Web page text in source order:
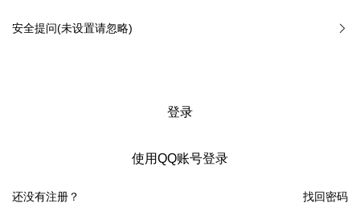
安全提问(未设置请忽略)
登录
使用QQ账号登录
找回密码
还没有注册？